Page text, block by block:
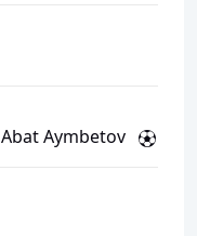
Abat Aymbetov